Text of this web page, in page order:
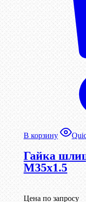
В корзину
Гайка
М35х1.5
Цена по запросу